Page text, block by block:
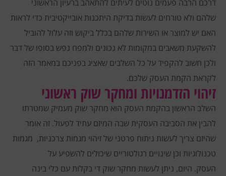
דרכם הרבה פעמים נוטים לעיתים להתאהב ברעיון הראשוני
שלהם ולא טורחים לעשות בדיקת היתכנות אובייקטיבית כדי לראות
האם יש למוצר או השירות שלהם בכלל ביקוש וזה עלול להוביל
להשקעת משאבים במקומות לא נכונים ולמפח נפש בסופו של דבר
ולכן חשוב להקפיד על כל השלבים שאציג בפניכם במאמר הזה
לקראת הקמת העסק שלכם.
זיהוי הזדמנויות ומחקר שוק ראשוני
השלב הראשון בהקמת העסק הוא מחקר שוק מעמיק שמטרתו
להבין את הסביבה העסקית שבה המיזם עתיד לפעול. זה אומר
שהיזם צריך לעשות ניתוח פרטני של זיהוי מגמות צרכניות, מגמות
טכנולוגיות וכן שינויים רגולטוריים שיכולים להשפיע על
העסק. היום, ניתן לעשות מחקר שוק די בקלות עם כלי בינה